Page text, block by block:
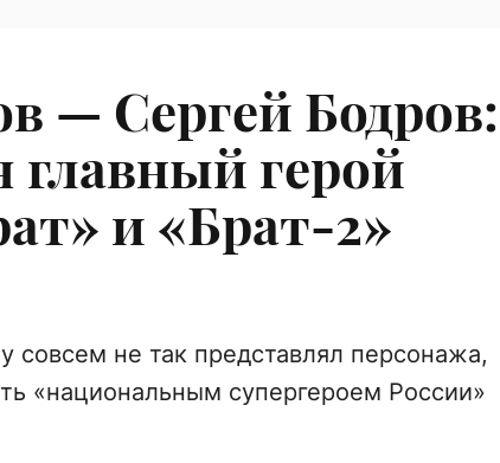
— Сергей Бодров:
главный герой
и «Брат-2»
совсем не так представлял персонажа,
«национальным супергероем России»